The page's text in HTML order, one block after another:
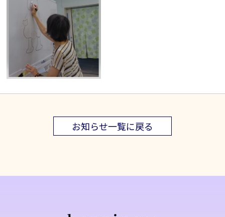
お知らせ一覧に戻る